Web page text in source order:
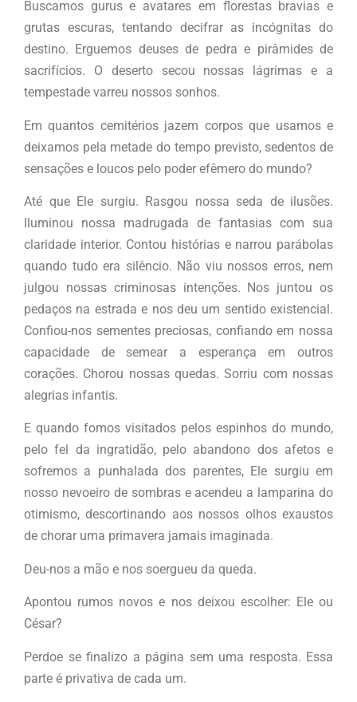
Buscamos gurus e avatares em florestas bravias e
grutas escuras, tentando decifrar as incógnitas do
destino. Erguemos deuses de pedra e pirâmides de
sacrifícios. O deserto secou nossas lágrimas e a
tempestade varreu nossos sonhos.
Em quantos cemitérios jazem corpos que usamos e
deixamos pela metade do tempo previsto, sedentos de
sensações e loucos pelo poder efêmero do mundo?
Até que Ele surgiu. Rasgou nossa seda de ilusões.
Iluminou nossa madrugada de fantasias com sua
claridade interior. Contou histórias e narrou parábolas
quando tudo era silêncio. Não viu nossos erros, nem
julgou nossas criminosas intenções. Nos juntou os
pedaços na estrada e nos deu um sentido existencial.
Confiou-nos sementes preciosas, confiando em nossa
capacidade de semear a esperança em outros
corações. Chorou nossas quedas. Sorriu com nossas
alegrias infantis.
E quando fomos visitados pelos espinhos do mundo,
pelo fel da ingratidão, pelo abandono dos afetos e
sofremos a punhalada dos parentes, Ele surgiu em
nosso nevoeiro de sombras e acendeu a lamparina do
otimismo, descortinando aos nossos olhos exaustos
de chorar uma primavera jamais imaginada.
Deu-nos a mão e nos soergueu da queda.
Apontou rumos novos e nos deixou escolher: Ele ou
César?
Perdoe se finalizo a página sem uma resposta. Essa
parte é privativa de cada um.